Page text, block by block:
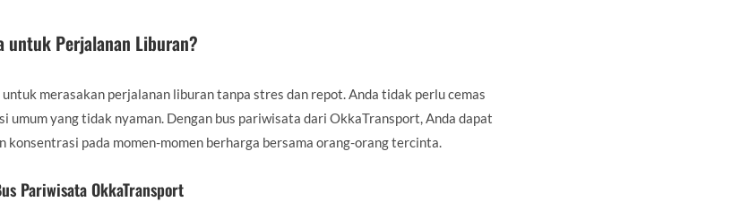
untuk Perjalanan Liburan?
merasakan perjalanan liburan tanpa stres dan repot. Anda tidak perlu cemas
yang tidak nyaman. Dengan bus pariwisata dari OkkaTransport, Anda dapat
konsentrasi pada momen-momen berharga bersama orang-orang tercinta.
Pariwisata OkkaTransport